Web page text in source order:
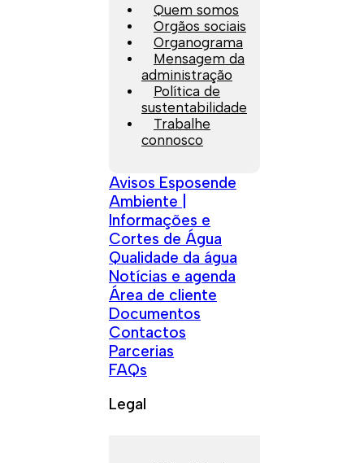
Quem somos
Orgãos sociais
Organograma
Mensagem da
administração
Política de
sustentabilidade
Trabalhe
connosco
Avisos Esposende
Ambiente |
Informações e
Cortes de Água
Qualidade da água
Notícias e agenda
Área de cliente
Documentos
Contactos
Parcerias
FAQs
Legal